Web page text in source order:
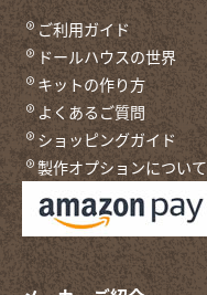
ご利用ガイド
ドールハウスの世界
キットの作り方
よくあるご質問
ショッピングガイド
製作オプションについて